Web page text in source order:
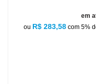
em
ou R$ 283,58 com 5%